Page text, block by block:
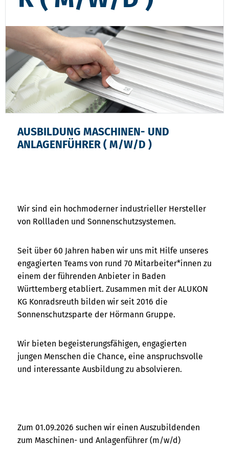
AUSBILDUNG MASCHINEN- UND
ANLAGENFÜHRER ( M/W/D )
Wir sind ein hochmoderner industrieller Hersteller
von Rollladen und Sonnenschutzsystemen.
Seit über 60 Jahren haben wir uns mit Hilfe unseres
engagierten Teams von rund 70 Mitarbeiter*innen zu
einem der führenden Anbieter in Baden
Württemberg etabliert. Zusammen mit der ALUKON
KG Konradsreuth bilden wir seit 2016 die
Sonnenschutzsparte der Hörmann Gruppe.
Wir bieten begeisterungsfähigen, engagierten
jungen Menschen die Chance, eine anspruchsvolle
und interessante Ausbildung zu absolvieren.
Zum 01.09.2026 suchen wir einen Auszubildenden
zum Maschinen- und Anlagenführer (m/w/d)